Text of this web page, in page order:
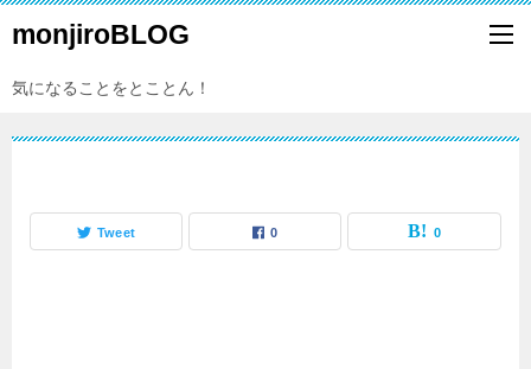
monjiroBLOG
気になることをとことん！
Tweet 0 0